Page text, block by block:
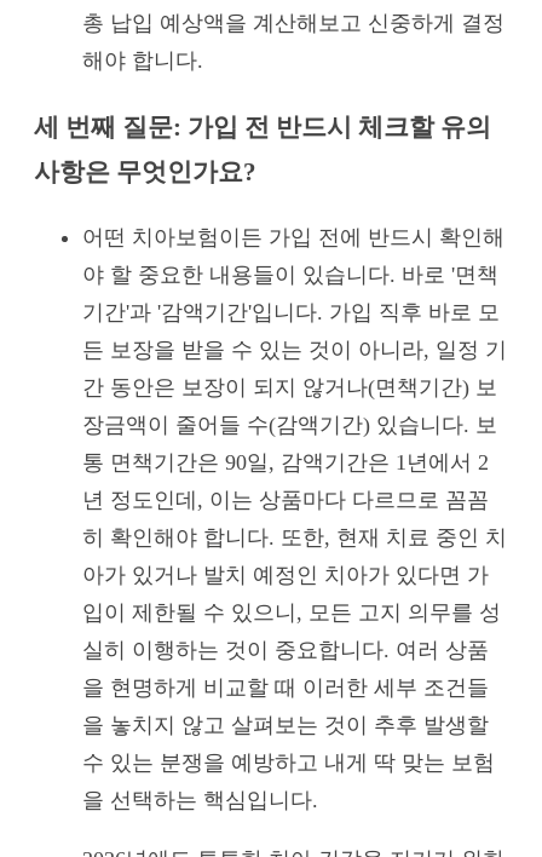
총 납입 예상액을 계산해보고 신중하게 결정
해야 합니다.
세 번째 질문: 가입 전 반드시 체크할 유의
사항은 무엇인가요?
어떤 치아보험이든 가입 전에 반드시 확인해
야 할 중요한 내용들이 있습니다. 바로 '면책
기간'과 '감액기간'입니다. 가입 직후 바로 모
든 보장을 받을 수 있는 것이 아니라, 일정 기
간 동안은 보장이 되지 않거나(면책기간) 보
장금액이 줄어들 수(감액기간) 있습니다. 보
통 면책기간은 90일, 감액기간은 1년에서 2
년 정도인데, 이는 상품마다 다르므로 꼼꼼
히 확인해야 합니다. 또한, 현재 치료 중인 치
아가 있거나 발치 예정인 치아가 있다면 가
입이 제한될 수 있으니, 모든 고지 의무를 성
실히 이행하는 것이 중요합니다. 여러 상품
을 현명하게 비교할 때 이러한 세부 조건들
을 놓치지 않고 살펴보는 것이 추후 발생할
수 있는 분쟁을 예방하고 내게 딱 맞는 보험
을 선택하는 핵심입니다.